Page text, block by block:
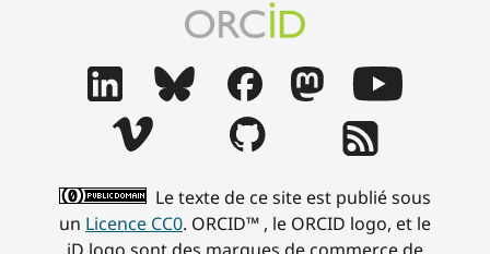
Le texte de ce site est publié sous
un Licence CC0. ORCID™ , le ORCID logo, et le